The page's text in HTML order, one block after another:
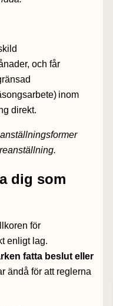
och får
inom
direkt.
dig som
för
enligt lag.
fatta beslut eller
ändå för att reglerna